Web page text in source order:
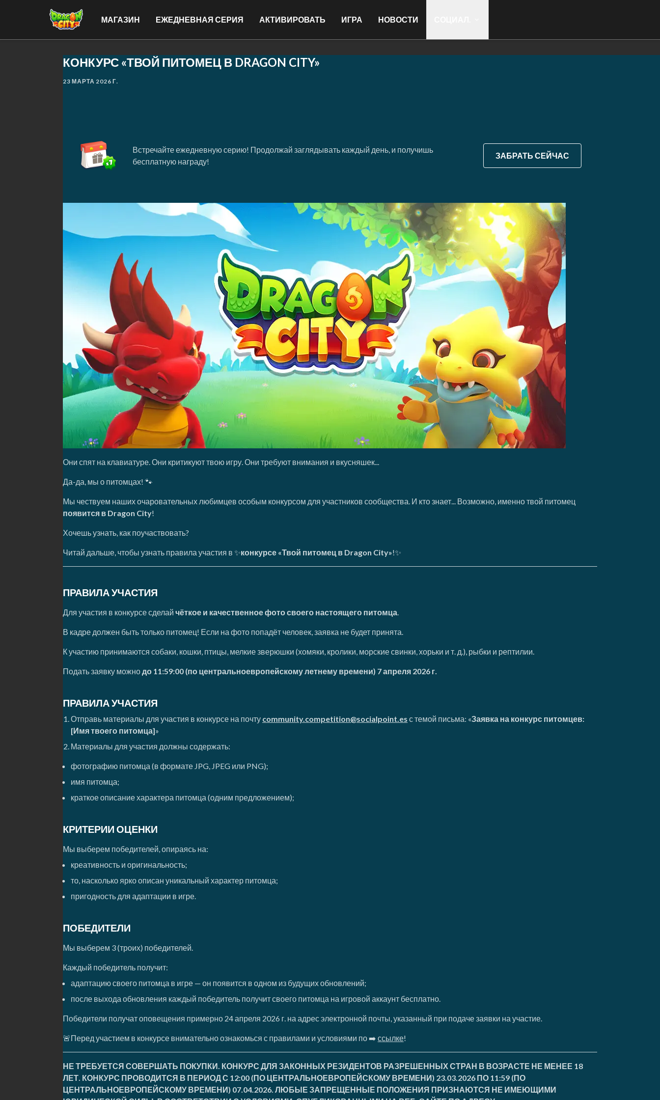
МАГАЗИН ЕЖЕДНЕВНАЯ СЕРИЯ АКТИВИРОВАТЬ ИГРА НОВОСТИ
КОНКУРС «ТВОЙ ПИТОМЕЦ В DRAGON CITY»
23 МАРТА 2026 Г.
Встречайте ежедневную серию! Продолжай заглядывать каждый день, и получишь
бесплатную награду!
ЗАБРАТЬ СЕЙЧАС
Они спят на клавиатуре. Они критикуют твою игру. Они требуют внимания и вкусняшек...
Да-да, мы о питомцах! 🐾
Мы чествуем наших очаровательных любимцев особым конкурсом для участников сообщества. И кто знает... Возможно, именно твой питомец
появится в Dragon City!
Хочешь узнать, как поучаствовать?
Читай дальше, чтобы узнать правила участия в ✨конкурсе «Твой питомец в Dragon City»!✨
ПРАВИЛА УЧАСТИЯ
Для участия в конкурсе сделай чёткое и качественное фотосвоего настоящего питомца.
В кадре должен быть только питомец! Если на фото попадёт человек, заявка не будет принята.
К участию принимаются собаки, кошки, птицы, мелкие зверюшки (хомяки, кролики, морские свинки, хорьки и т. д.), рыбки и рептилии.
Подать заявку можнодо 11:59:00 (по центральноевропейскому летнему времени) 7 апреля 2026 г.
ПРАВИЛА УЧАСТИЯ
Отправь материалы для участия в конкурсе на почту community.competition@socialpoint.es с темой письма: «Заявка на конкурс питомцев:
[Имя твоего питомца]»
Материалы для участия должны содержать:
фотографию питомца (в формате JPG, JPEG или PNG);
имя питомца;
краткое описание характера питомца (одним предложением);
КРИТЕРИИ ОЦЕНКИ
Мы выберем победителей, опираясь на:
креативность и оригинальность;
то, насколько ярко описан уникальный характер питомца;
пригодность для адаптации в игре.
ПОБЕДИТЕЛИ
Мы выберем 3 (троих) победителей.
Каждый победитель получит:
адаптацию своего питомца в игре — он появится в одном из будущих обновлений;
после выхода обновления каждый победитель получит своего питомца на игровой аккаунт бесплатно.
Победители получат оповещения примерно 24 апреля 2026 г. на адрес электронной почты, указанный при подаче заявки на участие.
🚨Перед участием в конкурсе внимательно ознакомься с правилами и условиями по ➡️ ссылке!
НЕ ТРЕБУЕТСЯ СОВЕРШАТЬ ПОКУПКИ. КОНКУРС ДЛЯ ЗАКОННЫХ РЕЗИДЕНТОВ РАЗРЕШЕННЫХ СТРАН В ВОЗРАСТЕ НЕ МЕНЕЕ 18
ЛЕТ. КОНКУРС ПРОВОДИТСЯ В ПЕРИОД С 12:00 (ПО ЦЕНТРАЛЬНОЕВРОПЕЙСКОМУ ВРЕМЕНИ) 23.03.2026 ПО 11:59 (ПО
ЦЕНТРАЛЬНОЕВРОПЕЙСКОМУ ВРЕМЕНИ) 07.04.2026. ЛЮБЫЕ ЗАПРЕЩЕННЫЕ ПОЛОЖЕНИЯ ПРИЗНАЮТСЯ НЕ ИМЕЮЩИМИ